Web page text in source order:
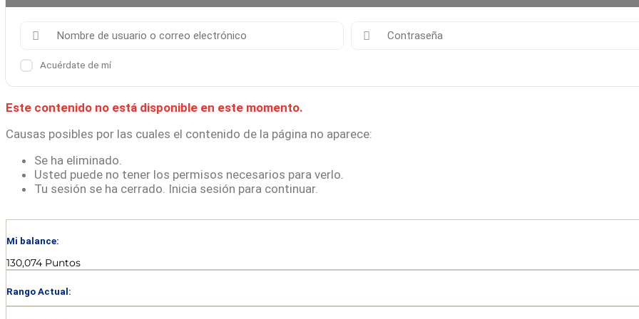
Acuérdate de mí
Este contenido no está disponible en este momento.
Causas posibles por las cuales el contenido de la página no aparece:
Se ha eliminado.
Usted puede no tener los permisos necesarios para verlo.
Tu sesión se ha cerrado. Inicia sesión para continuar.
Mi balance:
130,074 Puntos
Rango Actual: